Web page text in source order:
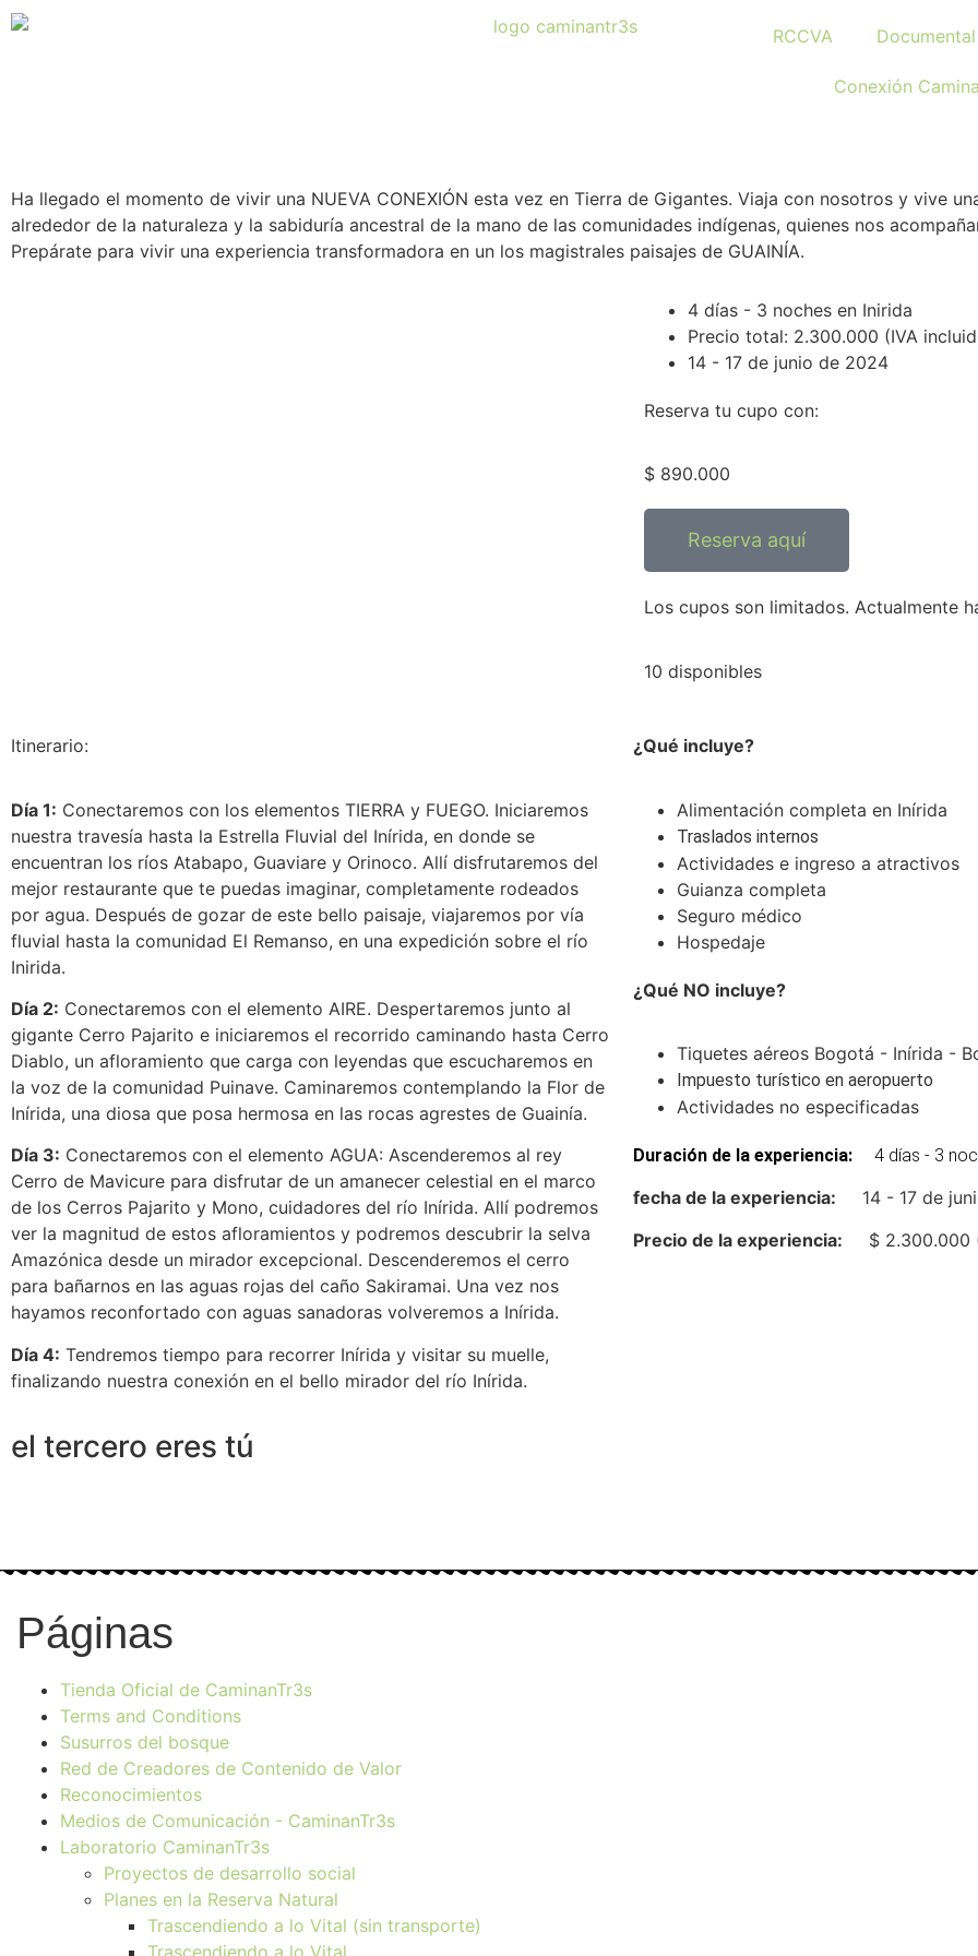
RCCVA
Conexión
Ha llegado el momento de vivir una NUEVA CONEXIÓN esta vez en Tierra de Gigantes. Viaja con nosotros y vive
alrededor de la naturaleza y la sabiduría ancestral de la mano de las comunidades indígenas, quienes nos
Prepárate para vivir una experiencia transformadora en un los magistrales paisajes de GUAINÍA.
4 días - 3 noches en Inirida
Precio total: 2.300.000 (IVA
14 - 17 de junio de 2024
Reserva tu cupo con:
$ 890.000
Reserva aquí
Los cupos son limitados. Actualmente
10 disponibles
Itinerario:
Día 1: Conectaremos con los elementos TIERRA y FUEGO. Iniciaremos
nuestra travesía hasta la Estrella Fluvial del Inírida, en donde se
encuentran los ríos Atabapo, Guaviare y Orinoco. Allí disfrutaremos del
mejor restaurante que te puedas imaginar, completamente rodeados
por agua. Después de gozar de este bello paisaje, viajaremos por vía
fluvial hasta la comunidad El Remanso, en una expedición sobre el río
Inirida.
Día 2: Conectaremos con el elemento AIRE. Despertaremos junto al
gigante Cerro Pajarito e iniciaremos el recorrido caminando hasta Cerro
Diablo, un afloramiento que carga con leyendas que escucharemos en
la voz de la comunidad Puinave. Caminaremos contemplando la Flor de
Inírida, una diosa que posa hermosa en las rocas agrestes de Guainía.
Día 3: Conectaremos con el elemento AGUA: Ascenderemos al rey
Cerro de Mavicure para disfrutar de un amanecer celestial en el marco
de los Cerros Pajarito y Mono, cuidadores del río Inírida. Allí podremos
ver la magnitud de estos afloramientos y podremos descubrir la selva
Amazónica desde un mirador excepcional. Descenderemos el cerro
para bañarnos en las aguas rojas del caño Sakiramai. Una vez nos
hayamos reconfortado con aguas sanadoras volveremos a Inírida.
Día 4: Tendremos tiempo para recorrer Inírida y visitar su muelle,
finalizando nuestra conexión en el bello mirador del río Inírida.
¿Qué incluye?
Alimentación completa en Inírida
Traslados internos
Actividades e ingreso a atractivos
Guianza completa
Seguro médico
Hospedaje
¿Qué NO incluye?
Tiquetes aéreos Bogotá - Inírida -
Impuesto turístico en aeropuerto
Actividades no especificadas
Duración de la experiencia: 4 días - 3
fecha de la experiencia:
14 - 17 de
Precio de la experiencia:
$ 2.300.000
el tercero eres tú
Páginas
Tienda Oficial de CaminanTr3s
Terms and Conditions
Susurros del bosque
Red de Creadores de Contenido de Valor
Reconocimientos
Medios de Comunicación - CaminanTr3s
Laboratorio CaminanTr3s
Proyectos de desarrollo social
Planes en la Reserva Natural
Trascendiendo a lo Vital (sin transporte)